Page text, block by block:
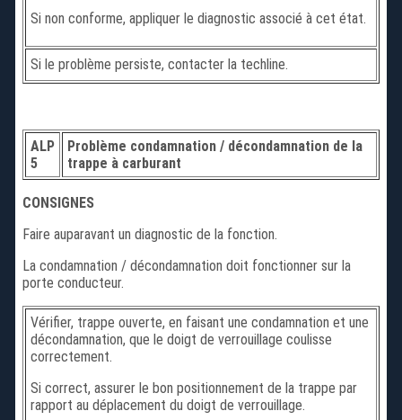
Si non conforme, appliquer le diagnostic associé à cet état.
Si le problème persiste, contacter la techline.
ALP
5
Problème condamnation / décondamnation de la
trappe à carburant
CONSIGNES
Faire auparavant un diagnostic de la fonction.
La condamnation / décondamnation doit fonctionner sur la
porte conducteur.
Vérifier, trappe ouverte, en faisant une condamnation et une
décondamnation, que le doigt de verrouillage coulisse
correctement.
Si correct, assurer le bon positionnement de la trappe par
rapport au déplacement du doigt de verrouillage.